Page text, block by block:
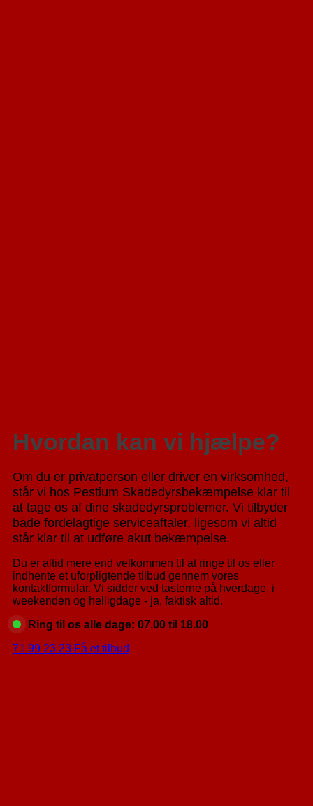
Hvordan kan vi hjælpe?
Om du er privatperson eller driver en virksomhed,
står vi hos Pestium Skadedyrsbekæmpelse klar til
at tage os af dine skadedyrsproblemer. Vi tilbyder
både fordelagtige serviceaftaler, ligesom vi altid
står klar til at udføre akut bekæmpelse.
Du er altid mere end velkommen til at ringe til os eller
indhente et uforpligtende tilbud gennem vores
kontaktformular. Vi sidder ved tasterne på hverdage, i
weekenden og helligdage - ja, faktisk altid.
Ring til os alle dage: 07.00 til 18.00
71 99 23 23 Få et tilbud